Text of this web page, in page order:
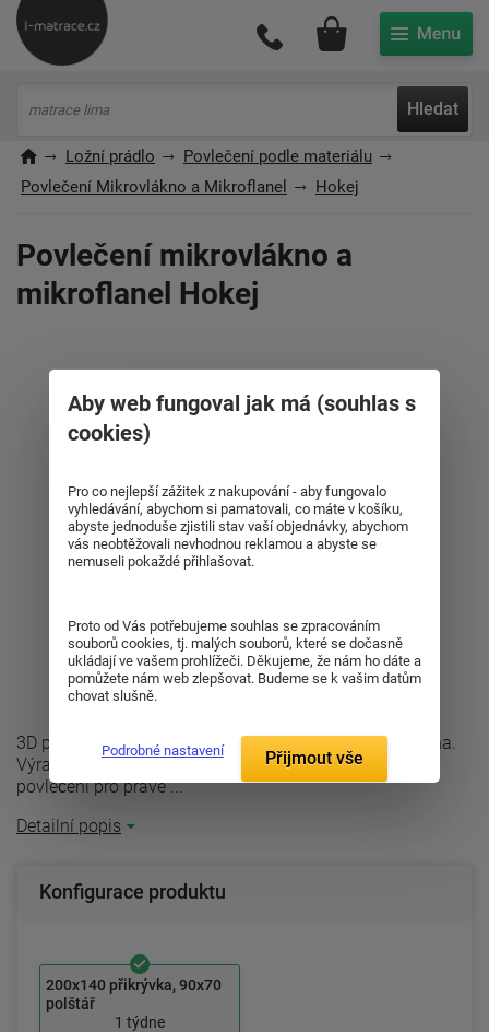
Hledat
Můj účet
Ložní prádlo
Povlečení podle materiálu
Povlečení Mikrovlákno a Mikroflanel
Hokej
Povlečení mikrovlákno a
mikroflanel Hokej
3D povlečení Hokej ze 100% polyesterového mikrovlákna.
Výrazné barvy, příjemný materiál a 3D efekt - dokonalé
povlečení pro pravé ...
Detailní popis
Konfigurace produktu
200x140 přikrývka, 90x70
polštář
1 týdne
Aby web fungoval jak má (souhlas s
cookies)
Pro co nejlepší zážitek z nakupování - aby fungovalo
vyhledávání, abychom si pamatovali, co máte v košíku,
abyste jednoduše zjistili stav vaší objednávky, abychom
vás neobtěžovali nevhodnou reklamou a abyste se
nemuseli pokaždé přihlašovat.
Proto od Vás potřebujeme souhlas se zpracováním
souborů cookies, tj. malých souborů, které se dočasně
ukládají ve vašem prohlížeči. Děkujeme, že nám ho dáte a
pomůžete nám web zlepšovat. Budeme se k vašim datům
chovat slušně.
Podrobné nastavení Přijmout vše